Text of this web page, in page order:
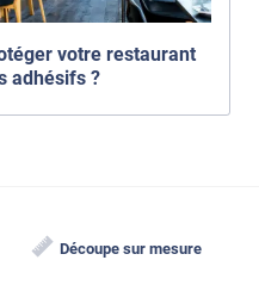
votre restaurant
adhésifs ?
Découpe sur mesure